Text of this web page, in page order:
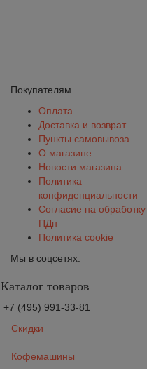
Покупателям
Оплата
Доставка и возврат
Пункты самовывоза
О магазине
Новости магазина
Политика
конфиденциальности
Согласие на обработку
ПДн
Политика cookie
Мы в соцсетях:
Каталог товаров
+7 (495) 991-33-81
Скидки
Кофемашины